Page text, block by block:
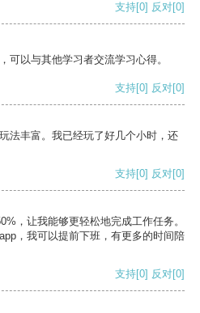
支持[0] 反对[0]
可以与其他学习者交流学习心得。
支持[0] 反对[0]
法丰富。我已经玩了好几个小时，还
支持[0] 反对[0]
，让我能够更轻松地完成工作任务。
，我可以提前下班，有更多的时间陪
支持[0] 反对[0]